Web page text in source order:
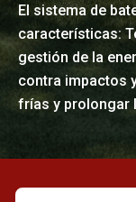
El sistema de
características:
gestión de la
contra impactos
frías y prolongar